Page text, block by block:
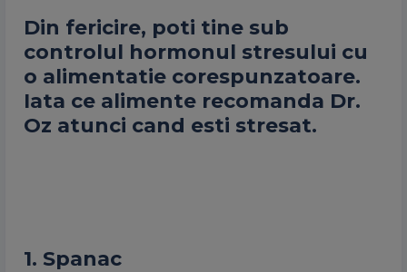
Din fericire, poti tine sub
controlul hormonul stresului cu
o alimentatie corespunzatoare.
Iata ce alimente recomanda Dr.
Oz atunci cand esti stresat.
1. Spanac